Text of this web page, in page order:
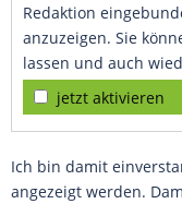
Redaktion
anzuzeigen. Sie
lassen und auch
jetzt aktivieren
Ich bin damit
angezeigt werden.